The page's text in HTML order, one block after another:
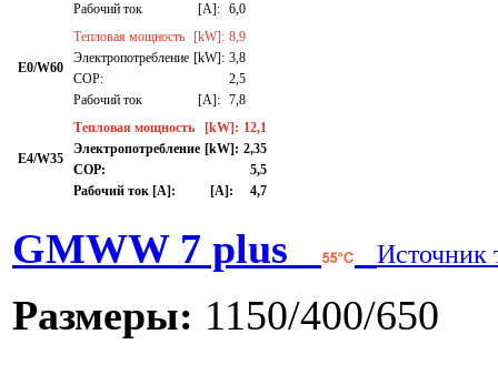
Рабочий ток
[A]: 6,0
E0/W60
Тепловая мощность [kW]: 8,9
Электропотребление [kW]: 3,8
СОР:
2,5
Рабочий ток
[A]: 7,8
E4/W35
Тепловая мощность [kW]: 12,1
Электропотребление [kW]: 2,35
СОР:
5,5
Рабочий ток [A]:
[A]: 4,7
GMWW 7 plus Источник
Размеры: 1150/400/650